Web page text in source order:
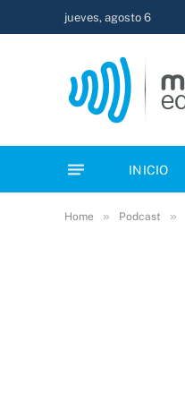
jueves, agosto 6
INICIO
Home » Podcast »